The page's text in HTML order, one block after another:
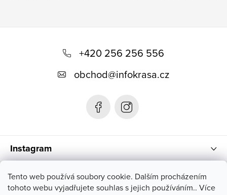
Tento web používá soubory cookie. Dalším procházením
tohoto webu vyjadřujete souhlas s jejich používáním.. Více
Instagram
+420 256 256 556
obchod@infokrasa.cz
Informace pro vás